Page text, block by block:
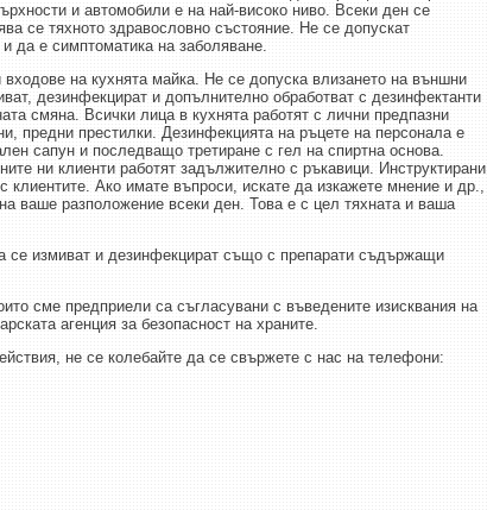
и автомобили е на най-високо ниво. Всеки ден се
се тяхното здравословно състояние. Не се допускат
да е симптоматика на заболяване.
входове на кухнята майка. Не се допуска влизането на външни
дезинфекцират и допълнително обработват с дезинфектанти
смяна. Всички лица в кухнята работят с лични предпазни
предни престилки. Дезинфекцията на ръцете на персонала е
сапун и последващо третиране с гел на спиртна основа.
ни клиенти работят задължително с ръкавици. Инструктирани
клиентите. Ако имате въпроси, искате да изкажете мнение и др.,
ваше разположение всеки ден. Това е с цел тяхната и ваша
се измиват и дезинфекцират също с препарати съдържащи
сме предприели са съгласувани с въведените изисквания на
агенция за безопасност на храните.
не се колебайте да се свържете с нас на телефони: